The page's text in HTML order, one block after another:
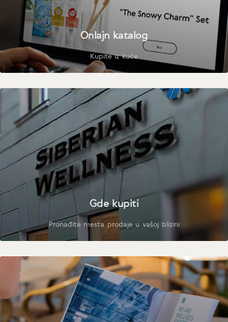
Onlajn katalog
Kupite iz kuće
Gde kupiti
Pronađite mesta prodaje u vašoj blizini